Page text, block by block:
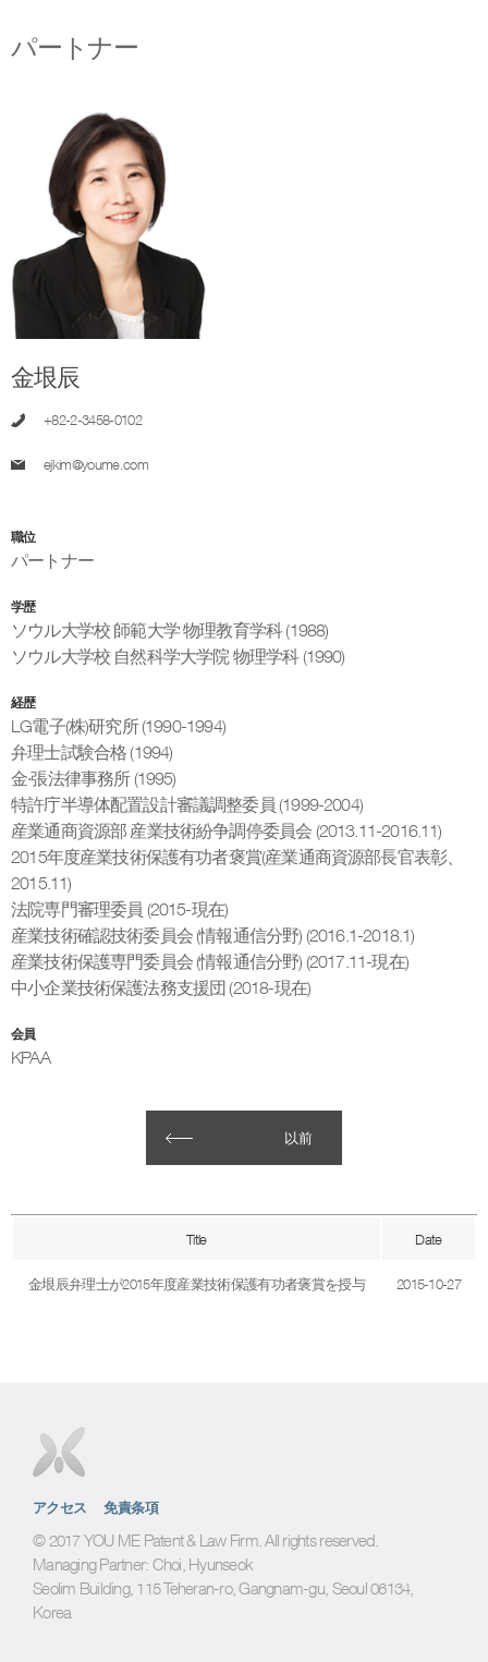
パートナー
金垠辰
+82-2-3458-0102
ejkim@youme.com
職位
パートナー
学歴
ソウル大学校 師範大学 物理教育学科 (1988)
ソウル大学校 自然科学大学院 物理学科 (1990)
経歴
LG電子(株)研究所 (1990-1994)
弁理士試験合格 (1994)
金·張法律事務所 (1995)
特許庁半導体配置設計審議調整委員 (1999-2004)
産業通商資源部 産業技術紛争調停委員会 (2013.11-2016.11)
2015年度産業技術保護有功者褒賞(産業通商資源部長官表彰、
2015.11)
法院専門審理委員 (2015-現在)
産業技術確認技術委員会 (情報通信分野) (2016.1-2018.1)
産業技術保護専門委員会 (情報通信分野) (2017.11-現在)
中小企業技術保護法務支援団 (2018-現在)
会員
KPAA
以前
Title Date
金垠辰弁理士が2015年度産業技術保護有功者褒賞を授与 2015-10-27
アクセス 免責条項
© 2017 YOU ME Patent & Law Firm. All rights reserved.
Managing Partner: Choi, Hyunseok
Seolim Building, 115 Teheran-ro, Gangnam-gu, Seoul 06134,
Korea